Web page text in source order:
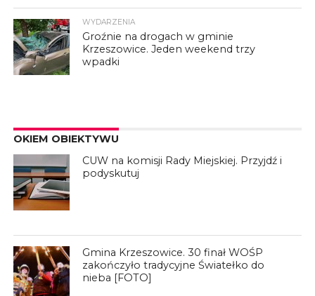
WYDARZENIA
Groźnie na drogach w gminie
Krzeszowice. Jeden weekend trzy
wpadki
OKIEM OBIEKTYWU
CUW na komisji Rady Miejskiej. Przyjdź i
podyskutuj
Gmina Krzeszowice. 30 finał WOŚP
zakończyło tradycyjne Światełko do
nieba [FOTO]